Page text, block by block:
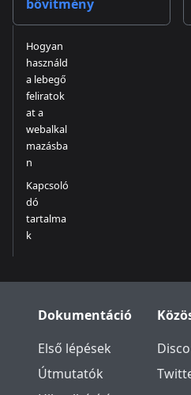
bővítmény
Hogyan
használd
a lebegő
feliratok
at a
webalkal
mazásba
n
Kapcsoló
dó
tartalma
k
Dokumentáció
Első lépések
Útmutatók